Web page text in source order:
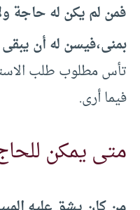
فمن لم يكن له حاجة
بمنى،فيسن له أن يبقى
تأس مطلوب طلب
فيما أرى.
متى يمكن